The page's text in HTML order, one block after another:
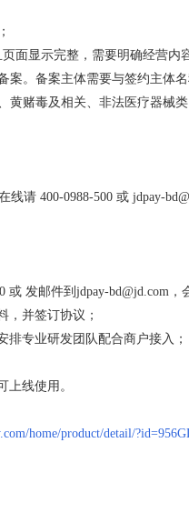
面显示完整，需要明确经营
案。备案主体需要与签约主体
黄赌毒及相关、非法医疗器械
请 400-0988-500 或 jdpay-
或 发邮件到jdpay-bd@jd.com
，并签订协议；
排专业研发团队配合商户接入；
上线使用。
home/product/detail/